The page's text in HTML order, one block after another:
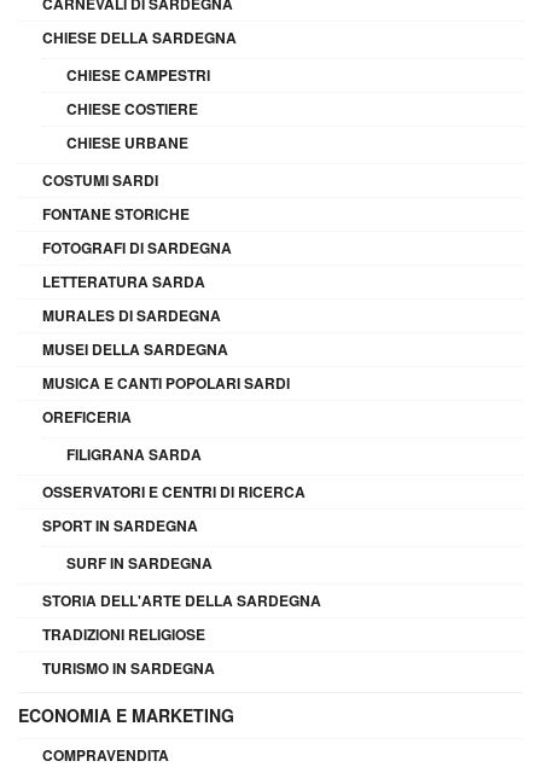
CHIESE DELLA SARDEGNA
CHIESE CAMPESTRI
CHIESE COSTIERE
CHIESE URBANE
COSTUMI SARDI
FONTANE STORICHE
FOTOGRAFI DI SARDEGNA
LETTERATURA SARDA
MURALES DI SARDEGNA
MUSEI DELLA SARDEGNA
MUSICA E CANTI POPOLARI SARDI
OREFICERIA
FILIGRANA SARDA
OSSERVATORI E CENTRI DI RICERCA
SPORT IN SARDEGNA
SURF IN SARDEGNA
STORIA DELL'ARTE DELLA SARDEGNA
TRADIZIONI RELIGIOSE
TURISMO IN SARDEGNA
ECONOMIA E MARKETING
COMPRAVENDITA